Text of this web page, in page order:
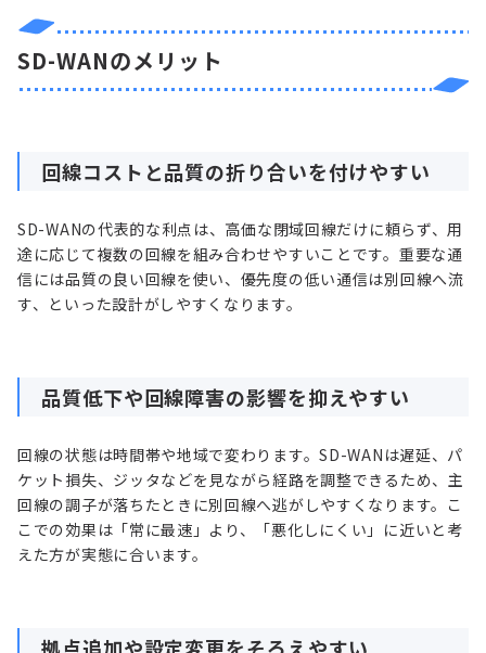
SD-WANのメリット
回線コストと品質の折り合いを付けやすい
SD-WANの代表的な利点は、高価な閉域回線だけに頼らず、用
途に応じて複数の回線を組み合わせやすいことです。重要な通
信には品質の良い回線を使い、優先度の低い通信は別回線へ流
す、といった設計がしやすくなります。
品質低下や回線障害の影響を抑えやすい
回線の状態は時間帯や地域で変わります。SD-WANは遅延、パ
ケット損失、ジッタなどを見ながら経路を調整できるため、主
回線の調子が落ちたときに別回線へ逃がしやすくなります。こ
こでの効果は「常に最速」より、「悪化しにくい」に近いと考
えた方が実態に合います。